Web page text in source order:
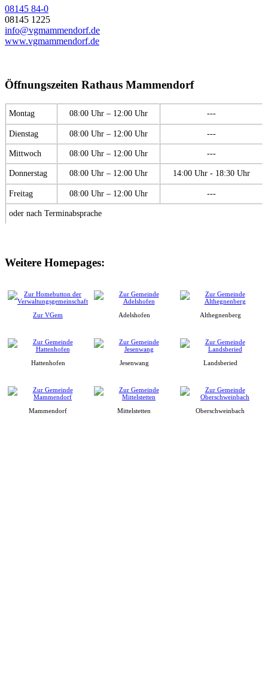
08145 84-0
08145 1225
info@vgmammendorf.de
www.vgmammendorf.de
Öffnungszeiten Rathaus Mammendorf
Montag 08:00 Uhr – 12:00 Uhr ---
Dienstag 08:00 Uhr – 12:00 Uhr ---
Mittwoch 08:00 Uhr – 12:00 Uhr ---
Donnerstag 08:00 Uhr – 12:00 Uhr 14:00 Uhr - 18:30 Uhr
Freitag 08:00 Uhr – 12:00 Uhr ---
oder nach Terminabsprache
Weitere Homepages:
Zur VGem Adelshofen Althegnenberg
Hattenhofen Jesenwang Landsberied
Mammendorf Mittelstetten Oberschweinbach